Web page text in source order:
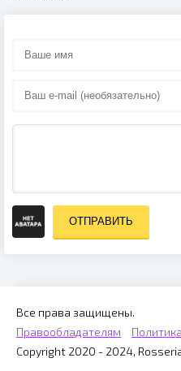
ОТПРАВИТЬ
Все права защищены.
Правообладателям
Copyright 2020 - 2024,